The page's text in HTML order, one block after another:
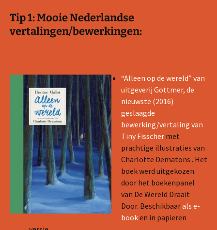
Tip 1: Mooie Nederlandse
vertalingen/bewerkingen:
“Alleen op de wereld” van
uitgeverij Gottmer, de
nieuwste (2016)
geslaagde
bewerking/vertaling van
Tiny Fisscher met
prachtige illustraties van
Charlotte Dematons . Het
boek werd uitgekozen
door het boekenpanel
van De Wereld Draait
Door. Beschikbaarals e-
booken in papieren